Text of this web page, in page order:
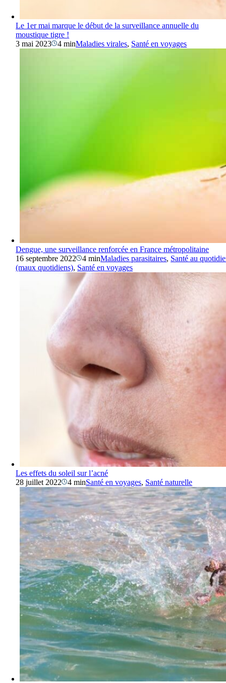
Le 1er mai marque le début de la surveillance annuelle du
moustique tigre !
3 mai 2023
4 minMaladies virales, Santé en voyages
Dengue, une surveillance renforcée en France métropolitaine
16 septembre 2022
4 minMaladies parasitaires, Santé au
(maux quotidiens), Santé en voyages
Les effets du soleil sur l’acné
28 juillet 2022
4 minSanté en voyages, Santé naturelle